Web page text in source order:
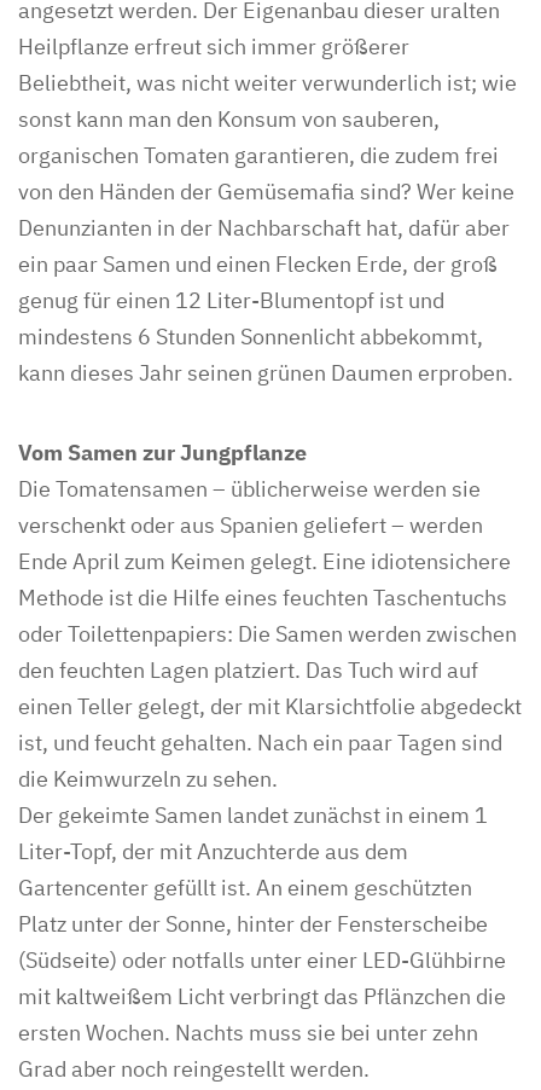
angesetzt werden. Der Eigenanbau dieser uralten
Heilpflanze erfreut sich immer größerer
Beliebtheit, was nicht weiter verwunderlich ist; wie
sonst kann man den Konsum von sauberen,
organischen Tomaten garantieren, die zudem frei
von den Händen der Gemüsemafia sind? Wer keine
Denunzianten in der Nachbarschaft hat, dafür aber
ein paar Samen und einen Flecken Erde, der groß
genug für einen 12 Liter-Blumentopf ist und
mindestens 6 Stunden Sonnenlicht abbekommt,
kann dieses Jahr seinen grünen Daumen erproben.
Vom Samen zur Jungpflanze
Die Tomatensamen – üblicherweise werden sie
verschenkt oder aus Spanien geliefert – werden
Ende April zum Keimen gelegt. Eine idiotensichere
Methode ist die Hilfe eines feuchten Taschentuchs
oder Toilettenpapiers: Die Samen werden zwischen
den feuchten Lagen platziert. Das Tuch wird auf
einen Teller gelegt, der mit Klarsichtfolie abgedeckt
ist, und feucht gehalten. Nach ein paar Tagen sind
die Keimwurzeln zu sehen.
Der gekeimte Samen landet zunächst in einem 1
Liter-Topf, der mit Anzuchterde aus dem
Gartencenter gefüllt ist. An einem geschützten
Platz unter der Sonne, hinter der Fensterscheibe
(Südseite) oder notfalls unter einer LED-Glühbirne
mit kaltweißem Licht verbringt das Pflänzchen die
ersten Wochen. Nachts muss sie bei unter zehn
Grad aber noch reingestellt werden.